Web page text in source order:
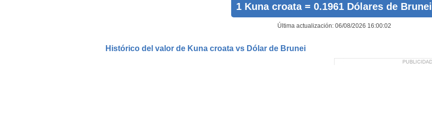
1 Kuna croata = 0.1961 Dólares de Brunei
Última actualización: 06/08/2026 16:00:02
Histórico del valor de Kuna croata vs Dólar de Brunei